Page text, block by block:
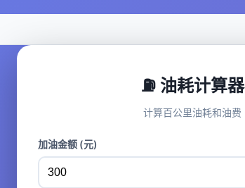
⛽ 油耗计算器
计算百公里油耗和油费
加油金额 (元)